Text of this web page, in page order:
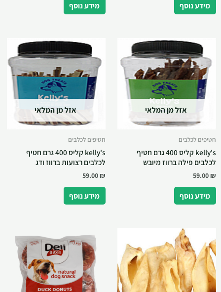
מידע נוסף מידע נוסף
אזל מן המלאי
חטיפים לכלבים
kelly's קליס 400 גרם חטיף
לכלבים פילה ברווז מיובש
59.00₪
מידע נוסף
אזל מן המלאי
חטיפים לכלבים
kelly's קליס 400 גרם חטיף
לכלבים רצועות ברווז ודג
59.00₪
מידע נוסף